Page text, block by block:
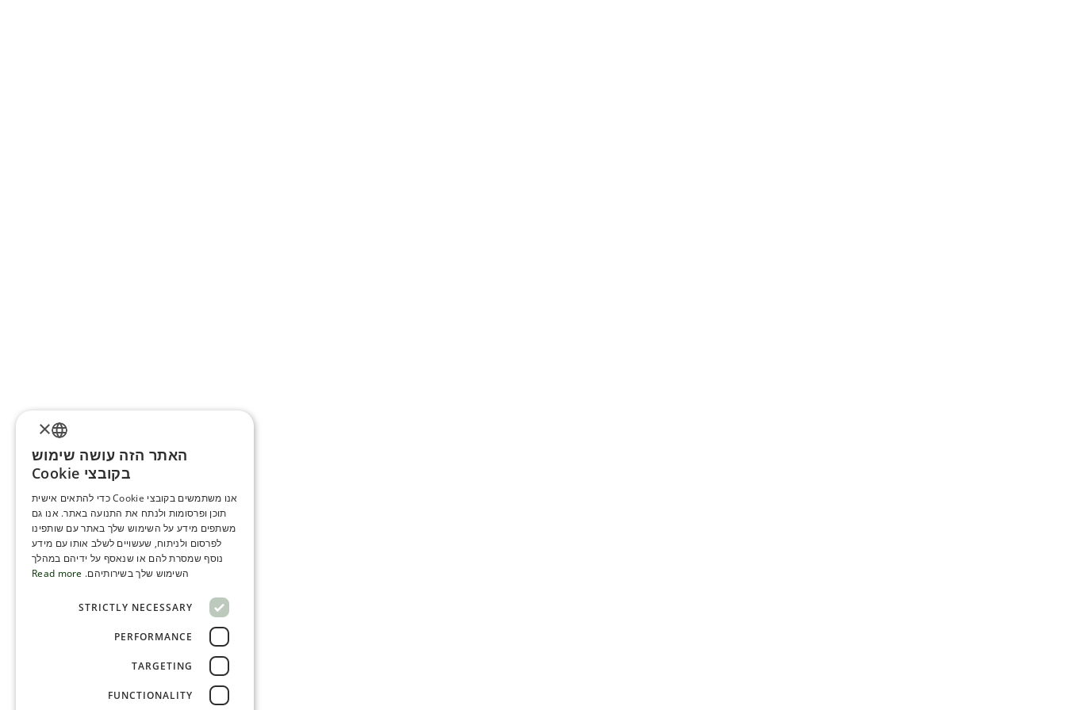
ENGLISH
SERBIA
HEBREW
RUSSIAN
SERBIAN-2
×
האתר הזה עושה שימוש
בקובצי Cookie
אנו משתמשים בקובצי Cookie כדי להתאים אישית
תוכן ופרסומות ולנתח את התנועה באתר. אנו גם
משתפים מידע על השימוש שלך באתר עם שותפינו
לפרסום ולניתוח, שעשויים לשלב אותו עם מידע
נוסף שמסרת להם או שנאסף על ידיהם במהלך
השימוש שלך בשירותיהם. Read more
STRICTLY NECESSARY
PERFORMANCE
TARGETING
FUNCTIONALITY